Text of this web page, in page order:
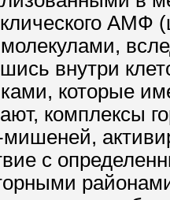
АМФ
внутри
которые
комплексы
мишеней,
с